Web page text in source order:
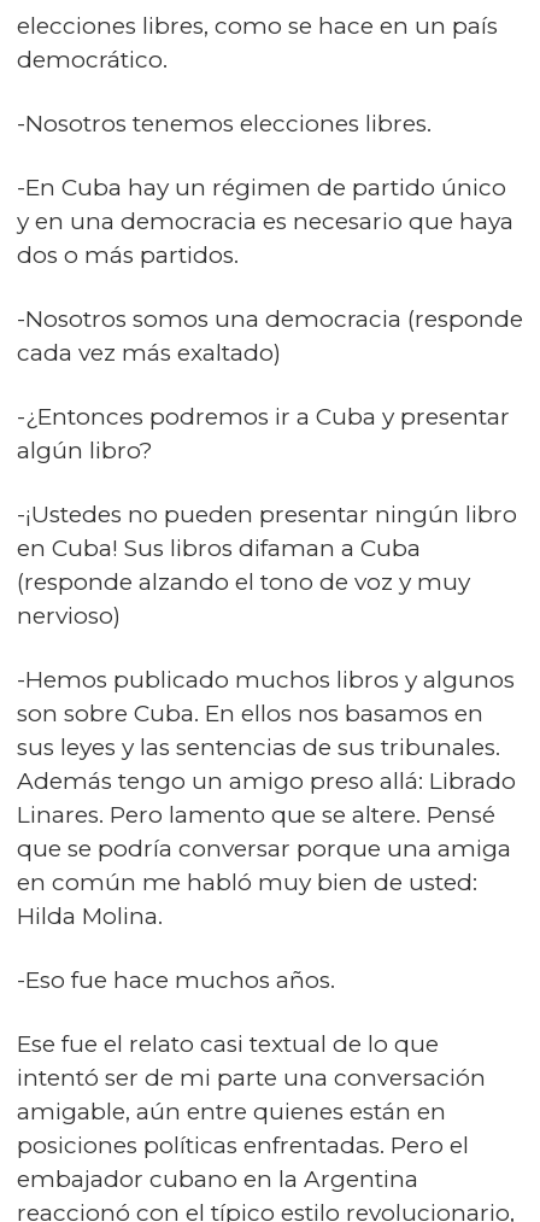
elecciones libres, como se hace en un país
democrático.
-Nosotros tenemos elecciones libres.
-En Cuba hay un régimen de partido único
y en una democracia es necesario que haya
dos o más partidos.
-Nosotros somos una democracia (responde
cada vez más exaltado)
-¿Entonces podremos ir a Cuba y presentar
algún libro?
-¡Ustedes no pueden presentar ningún libro
en Cuba! Sus libros difaman a Cuba
(responde alzando el tono de voz y muy
nervioso)
-Hemos publicado muchos libros y algunos
son sobre Cuba. En ellos nos basamos en
sus leyes y las sentencias de sus tribunales.
Además tengo un amigo preso allá: Librado
Linares. Pero lamento que se altere. Pensé
que se podría conversar porque una amiga
en común me habló muy bien de usted:
Hilda Molina.
-Eso fue hace muchos años.
Ese fue el relato casi textual de lo que
intentó ser de mi parte una conversación
amigable, aún entre quienes están en
posiciones políticas enfrentadas. Pero el
embajador cubano en la Argentina
reaccionó con el típico estilo revolucionario,